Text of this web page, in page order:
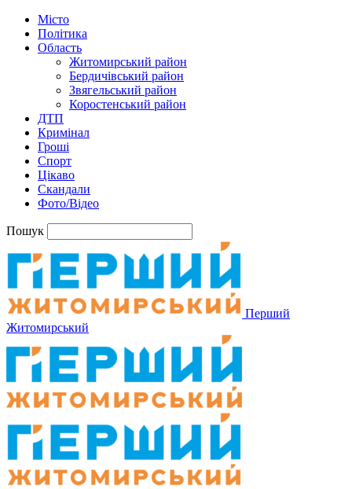
Місто
Політика
Область
Житомирський район
Бердичівський район
Звягельський район
Коростенський район
ДТП
Кримінал
Гроші
Спорт
Цікаво
Скандали
Фото/Відео
Пошук
Перший
Житомирський